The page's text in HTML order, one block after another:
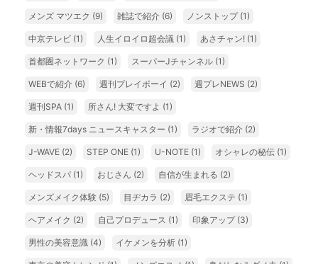
メンズ マツエク (9) 雑誌で紹介 (6) ノンストップ (1)
中京テレビ (1) 人生イロイロ超会議 (1) あさチャン! (1)
首都圏ネットワーク (1) スーパーJチャンネル (1)
WEBで紹介 (6) 週刊プレイボーイ (2) 週プレNEWS (2)
週刊SPA (1) 所さん! 大変ですよ (1)
新・情報7days ニュースキャスター (1) ラジオで紹介 (2)
J-WAVE (2) STEP ONE (1) U-NOTE (1) オシャレの秘伝 (1)
ヘッドスパ (1) おじさん (2) 自信が生まれる (2)
メンズメイク体験 (5) 目ヂカラ (2) 眉毛エクステ (1)
ヘアメイク (2) 自己プロデュース (1) 印象アップ (3)
男性の美容意識 (4) イケメンを分析 (1)